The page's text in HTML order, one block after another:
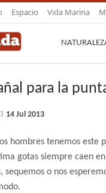
Espacio Vida Marina
para la
14 Jul 2013
hombres tenemos este
gotas siempre caen
sequemos o nos